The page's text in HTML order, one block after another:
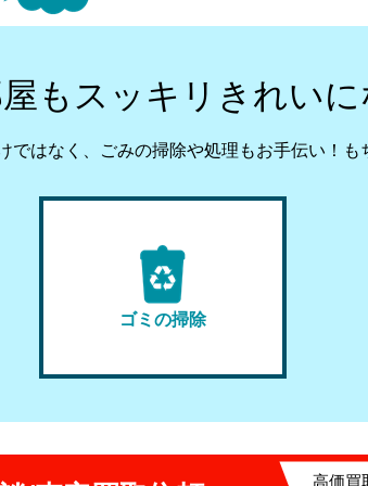
もスッキリきれい
ではなく、ごみの掃除や処理もお手伝い！ も
ゴミの掃除
高価買